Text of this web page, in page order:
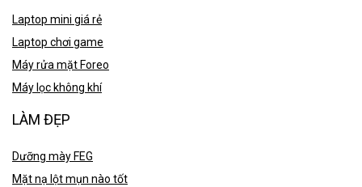
Laptop mini giá rẻ
Laptop chơi game
Máy rửa mặt Foreo
Máy lọc không khí
LÀM ĐẸP
Dưỡng mày FEG
Mặt nạ lột mụn nào tốt